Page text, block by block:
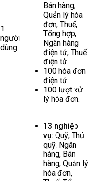
1
người
dùng
Bán hàng,
Quản lý hóa
đơn, Thuế,
Tổng hợp,
Ngân hàng
điện tử, Thuế
điện tử.
100 hóa đơn
điện tử.
100 lượt xử
lý hóa đơn.
13 nghiệp
vụ: Quỹ, Thủ
quỹ, Ngân
hàng, Bán
hàng, Quản lý
hóa đơn,